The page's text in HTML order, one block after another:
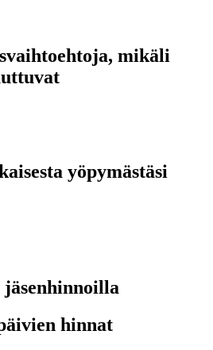
mikäli
yöpymästäsi
jäsenhinnoilla
hinnat